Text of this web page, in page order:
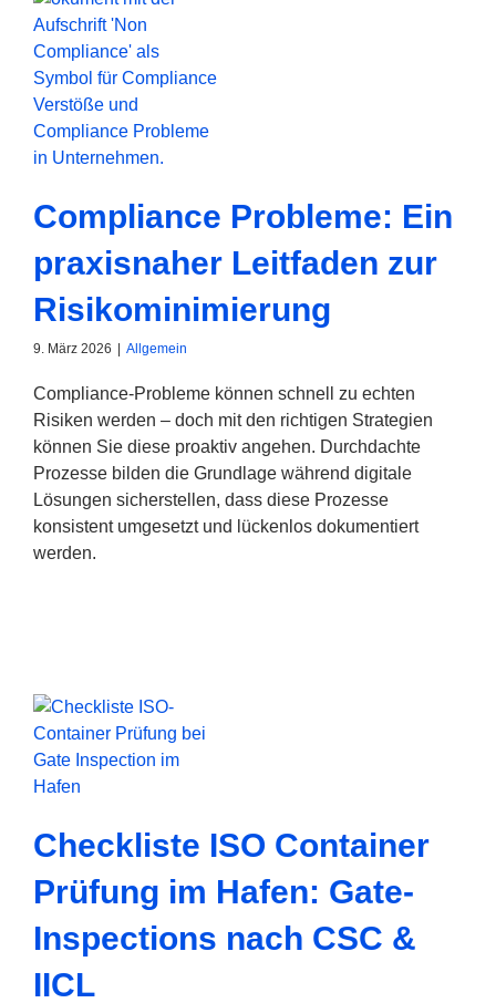
Compliance Probleme: Ein
praxisnaher Leitfaden zur
Risikominimierung
9. März 2026 Allgemein
Compliance-Probleme können schnell zu echten
Risiken werden – doch mit den richtigen Strategien
können Sie diese proaktiv angehen. Durchdachte
Prozesse bilden die Grundlage während digitale
Lösungen sicherstellen, dass diese Prozesse
konsistent umgesetzt und lückenlos dokumentiert
werden.
Checkliste ISO Container
Prüfung im Hafen: Gate-
Inspections nach CSC &
IICL